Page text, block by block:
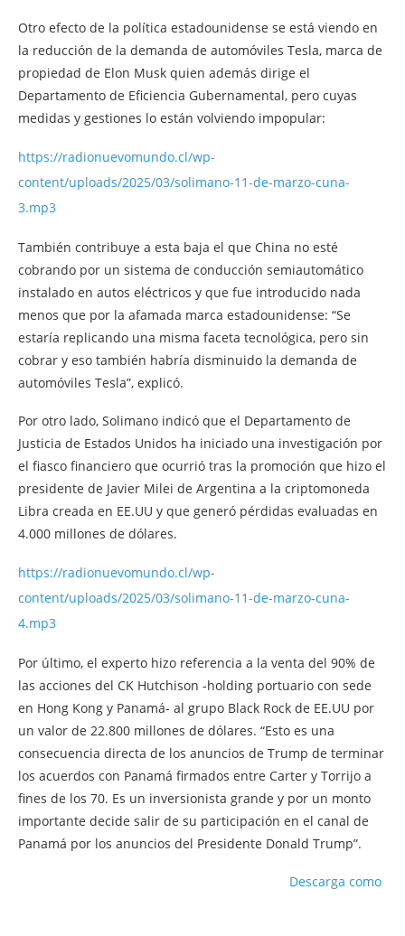
Otro efecto de la política estadounidense se está viendo en
la reducción de la demanda de automóviles Tesla, marca de
propiedad de Elon Musk quien además dirige el
Departamento de Eficiencia Gubernamental, pero cuyas
medidas y gestiones lo están volviendo impopular:
https://radionuevomundo.cl/wp-
content/uploads/2025/03/solimano-11-de-marzo-cuna-
3.mp3
También contribuye a esta baja el que China no esté
cobrando por un sistema de conducción semiautomático
instalado en autos eléctricos y que fue introducido nada
menos que por la afamada marca estadounidense: “Se
estaría replicando una misma faceta tecnológica, pero sin
cobrar y eso también habría disminuido la demanda de
automóviles Tesla”, explicó.
Por otro lado, Solimano indicó que el Departamento de
Justicia de Estados Unidos ha iniciado una investigación por
el fiasco financiero que ocurrió tras la promoción que hizo el
presidente de Javier Milei de Argentina a la criptomoneda
Libra creada en EE.UU y que generó pérdidas evaluadas en
4.000 millones de dólares.
https://radionuevomundo.cl/wp-
content/uploads/2025/03/solimano-11-de-marzo-cuna-
4.mp3
Por último, el experto hizo referencia a la venta del 90% de
las acciones del CK Hutchison -holding portuario con sede
en Hong Kong y Panamá- al grupo Black Rock de EE.UU por
un valor de 22.800 millones de dólares. “Esto es una
consecuencia directa de los anuncios de Trump de terminar
los acuerdos con Panamá firmados entre Carter y Torrijo a
fines de los 70. Es un inversionista grande y por un monto
importante decide salir de su participación en el canal de
Panamá por los anuncios del Presidente Donald Trump”.
Descarga como